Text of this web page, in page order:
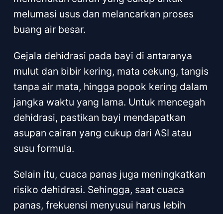
melumasi usus dan melancarkan proses
buang air besar.
Gejala dehidrasi pada bayi di antaranya
mulut dan bibir kering, mata cekung, tangis
tanpa air mata, hingga popok kering dalam
jangka waktu yang lama. Untuk mencegah
dehidrasi, pastikan bayi mendapatkan
asupan cairan yang cukup dari ASI atau
susu formula.
Selain itu, cuaca panas juga meningkatkan
risiko dehidrasi. Sehingga, saat cuaca
panas, frekuensi menyusui harus lebih